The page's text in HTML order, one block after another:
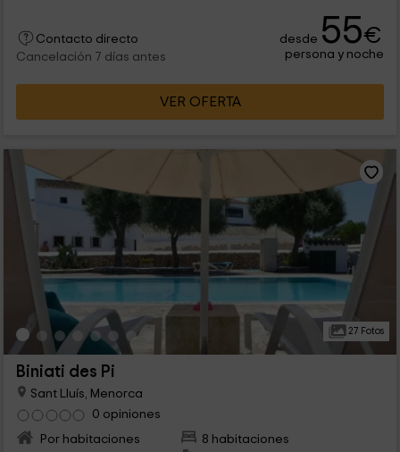
Contacto directo
Cancelación 7 días antes
desde 55€
persona y noche
VER OFERTA
27 Fotos
Biniati des Pi
Sant Lluís, Menorca
0 opiniones
Por habitaciones
8 habitaciones